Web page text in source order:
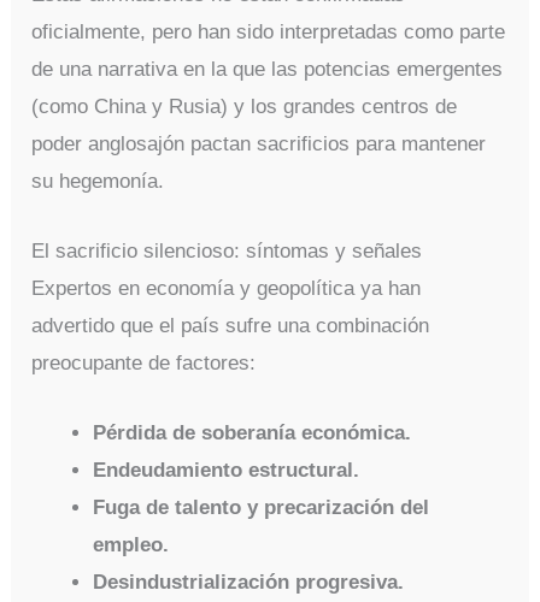
oficialmente, pero han sido interpretadas como parte
de una narrativa en la que las potencias emergentes
(como China y Rusia) y los grandes centros de
poder anglosajón pactan sacrificios para mantener
su hegemonía.
El sacrificio silencioso: síntomas y señales
Expertos en economía y geopolítica ya han
advertido que el país sufre una combinación
preocupante de factores:
Pérdida de soberanía económica.
Endeudamiento estructural.
Fuga de talento y precarización del
empleo.
Desindustrialización progresiva.